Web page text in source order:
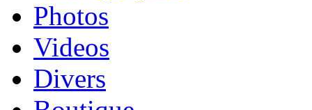
Photos
Videos
Divers